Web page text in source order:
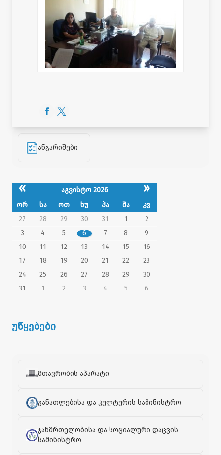
ანგარიშები
« აგვისტო 2026 »
ორ სა ოთ ხუ პა შა
კვ
27
28 29 30 31 1
2
3
4 5 6 7 8
9
10
11 12 13 14 15
16
17
18 19 20 21 22
23
24
25 26 27 28 29
30
31
1 2 3 4 5 6
უწყებები
მთავრობის აპარატი
განათლებისა და კულტურის სამინისტრო
ჯანმრთელობისა და სოციალური დაცვის
სამინისტრო